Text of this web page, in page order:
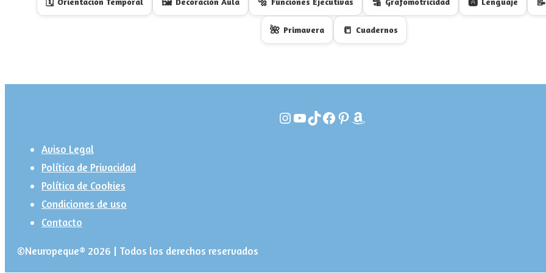
🌺 Primavera 📒 Cuadernos
Instagram
YouTube
TikTok
Facebook
Pinterest
Amazon
Aviso Legal
Política de Privacidad
Política de Cookies
Condiciones de uso
Contacto
©Neuropeque® 2026 | Todos los derechos reservados